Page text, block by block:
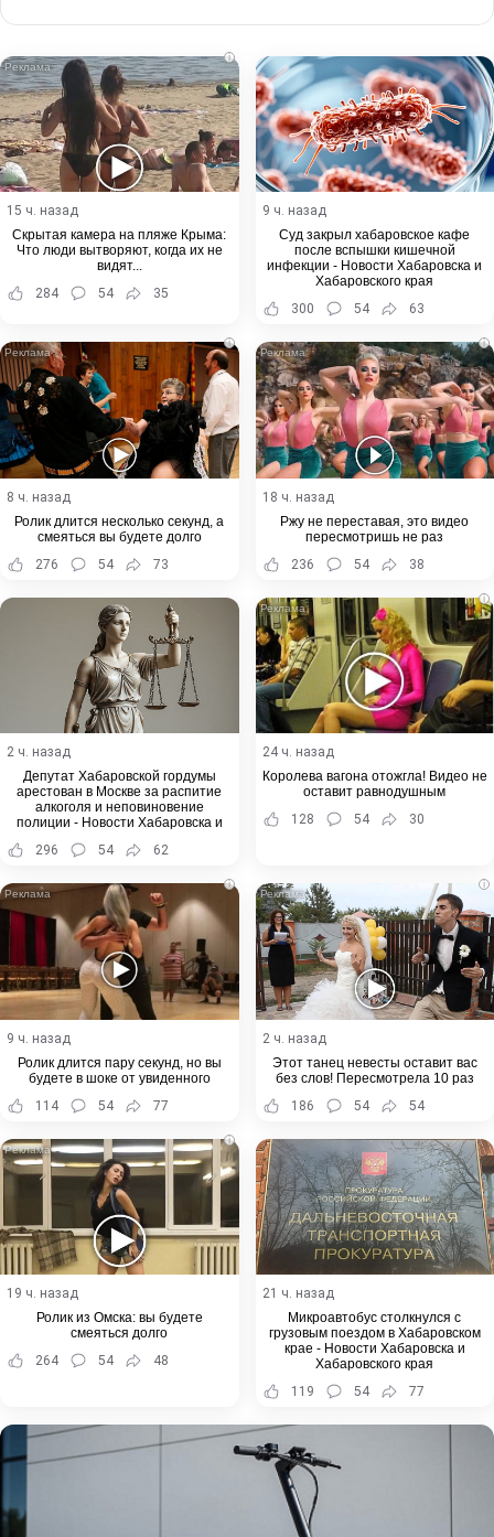
i
15 ч. назад
Скрытая камера на пляже Крыма:
Что люди вытворяют, когда их не
видят...
284
54 35
9 ч. назад
Суд закрыл хабаровское кафе
после вспышки кишечной
инфекции - Новости Хабаровска и
Хабаровского края
300
54 63
i
8 ч. назад
Ролик длится несколько секунд, а
смеяться вы будете долго
276
54 73
i
18 ч. назад
Ржу не переставая, это видео
пересмотришь не раз
236
54 38
2 ч. назад
Депутат Хабаровской гордумы
арестован в Москве за распитие
алкоголя и неповиновение
полиции - Новости Хабаровска и
296 54 62
i
24 ч. назад
Королева вагона отожгла! Видео не
оставит равнодушным
128
54 30
i
9 ч. назад
Ролик длится пару секунд, но вы
будете в шоке от увиденного
114
54 77
i
2 ч. назад
Этот танец невесты оставит вас
без слов! Пересмотрела 10 раз
186
54 54
i
19 ч. назад
Ролик из Омска: вы будете
смеяться долго
264
54 48
21 ч. назад
Микроавтобус столкнулся с
грузовым поездом в Хабаровском
крае - Новости Хабаровска и
Хабаровского края
119
54 77